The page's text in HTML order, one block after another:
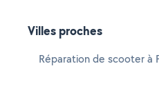
Villes proches
Réparation de scooter à